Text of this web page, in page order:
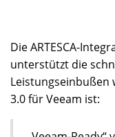
Die ARTESCA-
unterstützt die
Leistungseinbußen
3.0 für Veeam ist: